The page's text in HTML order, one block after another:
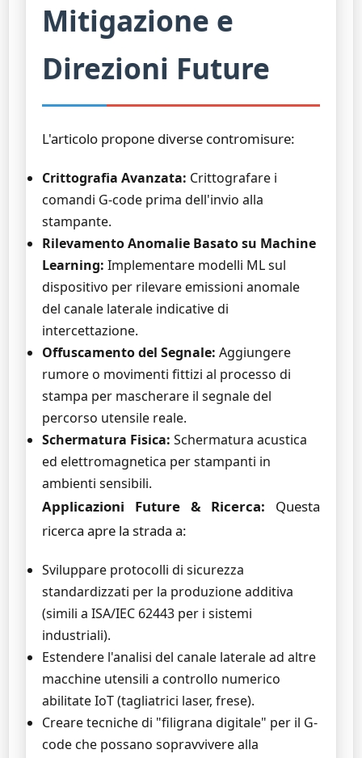
Mitigazione e
Direzioni Future
L'articolo propone diverse contromisure:
Crittografia Avanzata: Crittografare i
comandi G-code prima dell'invio alla
stampante.
Rilevamento Anomalie Basato su Machine
Learning: Implementare modelli ML sul
dispositivo per rilevare emissioni anomale
del canale laterale indicative di
intercettazione.
Offuscamento del Segnale: Aggiungere
rumore o movimenti fittizi al processo di
stampa per mascherare il segnale del
percorso utensile reale.
Schermatura Fisica: Schermatura acustica
ed elettromagnetica per stampanti in
ambienti sensibili.
Applicazioni Future & Ricerca: Questa
ricerca apre la strada a:
Sviluppare protocolli di sicurezza
standardizzati per la produzione additiva
(simili a ISA/IEC 62443 per i sistemi
industriali).
Estendere l'analisi del canale laterale ad altre
macchine utensili a controllo numerico
abilitate IoT (tagliatrici laser, frese).
Creare tecniche di "filigrana digitale" per il G-
code che possano sopravvivere alla